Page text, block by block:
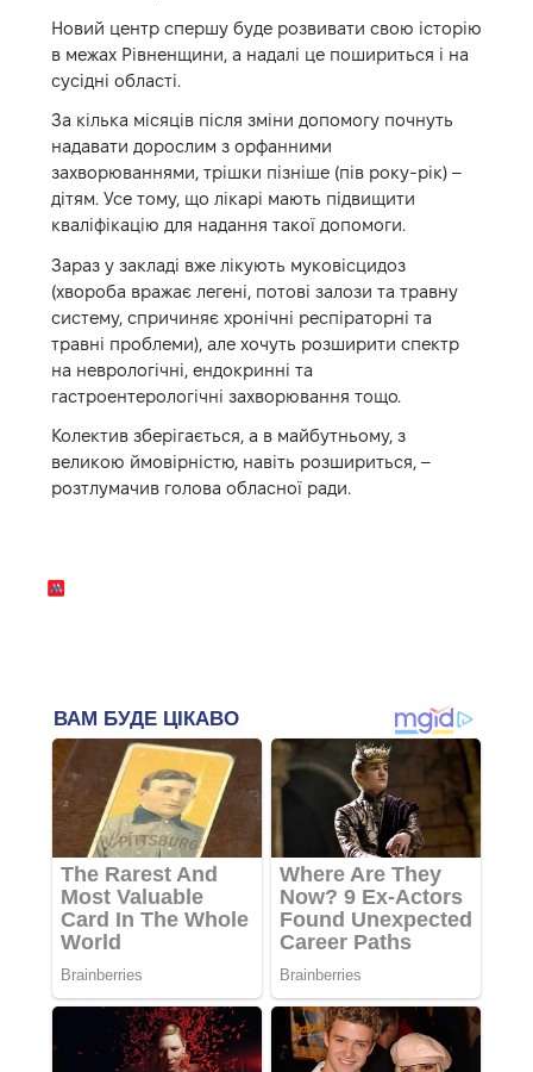
Новий центр спершу буде розвивати свою історію
в межах Рівненщини, а надалі це пошириться і на
сусідні області.
За кілька місяців після зміни допомогу почнуть
надавати дорослим з орфанними
захворюваннями, трішки пізніше (пів року-рік) –
дітям. Усе тому, що лікарі мають підвищити
кваліфікацію для надання такої допомоги.
Зараз у закладі вже лікують муковісцидоз
(хвороба вражає легені, потові залози та травну
систему, спричиняє хронічні респіраторні та
травні проблеми), але хочуть розширити спектр
на неврологічні, ендокринні та
гастроентерологічні захворювання тощо.
Колектив зберігається, а в майбутньому, з
великою ймовірністю, навіть розшириться, –
розтлумачив голова обласної ради.